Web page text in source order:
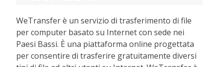
WeTransfer è un servizio di trasferimento di file
per computer basato su Internet con sede nei
Paesi Bassi. È una piattaforma online progettata
per consentire di trasferire gratuitamente diversi